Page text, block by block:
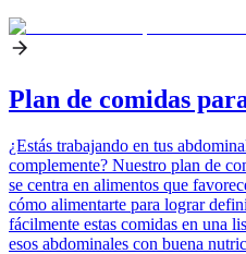
Plan de comidas
¿Estás trabajando en tus
complemente? Nuestro plan de
se centra en alimentos que
cómo alimentarte para lograr
fácilmente estas comidas en una
esos abdominales con buena